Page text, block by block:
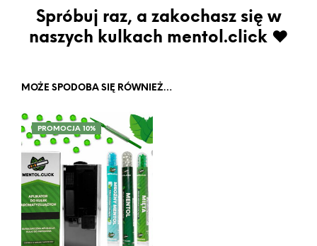
Spróbuj raz, a zakochasz się w
naszych kulkach mentol.click ♥
MOŻE SPODOBA SIĘ RÓWNIEŻ…
PROMOCJA 10%